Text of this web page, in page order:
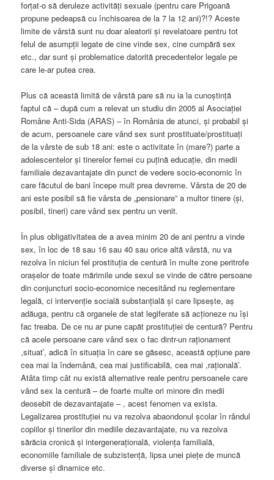
forțat-o să deruleze activități sexuale (pentru care Prigoană
propune pedeapsă cu închisoarea de la 7 la 12 ani)?!? Aceste
limite de vârstă sunt nu doar aleatorii și revelatoare pentru tot
felul de asumpții legate de cine vinde sex, cine cumpără sex
etc., dar sunt și problematice datorită precedentelor legale pe
care le-ar putea crea.
Plus că această limită de vârstă pare să nu ia la cunoștință
faptul că – după cum a relevat un studiu din 2005 al Asociației
Române Anti-Sida (ARAS) – în România de atunci, și probabil și
de acum, persoanele care vând sex sunt prostituate/prostituați
de la vârste de sub 18 ani: este o activitate în (mare?) parte a
adolescentelor și tinerelor femei cu puțină educație, din medii
familiale dezavantajate din punct de vedere socio-economic în
care făcutul de bani începe mult prea devreme. Vârsta de 20 de
ani este posibil să fie vârsta de „pensionare” a multor tinere (și,
posibil, tineri) care vând sex pentru un venit.
În plus obligativitatea de a avea minim 20 de ani pentru a vinde
sex, în loc de 18 sau 16 sau 40 sau orice altă vârstă, nu va
rezolva în niciun fel prostituția de centură în multe zone peritrofe
orașelor de toate mărimile unde sexul se vinde de către persoane
din conjuncturi socio-economice necesitând nu reglementare
legală, ci intervenție socială substanțială și care lipsește, aș
adăuga, pentru că organele de stat legiferate să acționeze nu își
fac treaba. De ce nu ar pune capăt prostituției de centură? Pentru
că acele persoane care vând sex o fac dintr-un raționament
,situat’, adică în situația în care se găsesc, această opțiune pare
cea mai la îndemână, cea mai justificabilă, cea mai ,rațională’.
Atâta timp cât nu există alternative reale pentru persoanele care
vând sex la centură – de foarte multe ori minore din medii
deosebit de dezavantajate – , acest fenomen va exista.
Legalizarea prostituției nu va rezolva abaondonul școlar în rândul
copiilor și tinerilor din mediile dezavantajate, nu va rezolva
sărăcia cronică și intergenerațională, violența familială,
economiile familiale de subzistență, lipsa unei piețe de muncă
diverse și dinamice etc.